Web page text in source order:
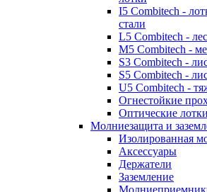
I5 Combitech -
стали
L5 Combitech -
M5 Combitech -
S3 Combitech -
S5 Combitech -
U5 Combitech -
Огнестойкие
Оптические
Молниезащита и
Изолированная
Аксессуары
Держатели
Заземление